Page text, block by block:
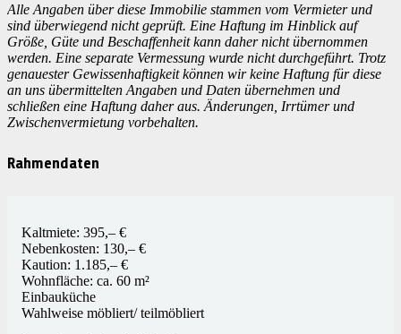
Alle Angaben über diese Immobilie stammen vom Vermieter und
sind überwiegend nicht geprüft. Eine Haftung im Hinblick auf
Größe, Güte und Beschaffenheit kann daher nicht übernommen
werden. Eine separate Vermessung wurde nicht durchgeführt. Trotz
genauester Gewissenhaftigkeit können wir keine Haftung für diese
an uns übermittelten Angaben und Daten übernehmen und
schließen eine Haftung daher aus. Änderungen, Irrtümer und
Zwischenvermietung vorbehalten.
Rahmendaten
Kaltmiete: 395,– €
Nebenkosten: 130,– €
Kaution: 1.185,– €
Wohnfläche: ca. 60 m²
Einbauküche
Wahlweise möbliert/ teilmöbliert